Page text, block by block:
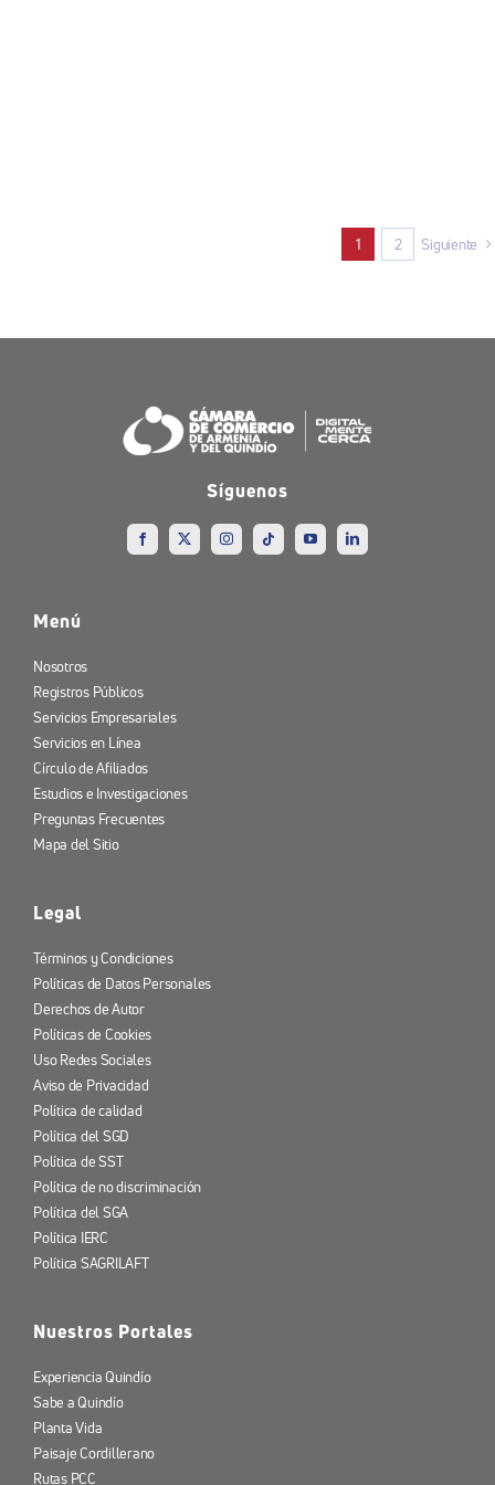
1 2 Siguiente
Síguenos
Menú
Nosotros
Registros Públicos
Servicios Empresariales
Servicios en Línea
Círculo de Afiliados
Estudios e Investigaciones
Preguntas Frecuentes
Mapa del Sitio
Legal
Términos y Condiciones
Políticas de Datos Personales
Derechos de Autor
Políticas de Cookies
Uso Redes Sociales
Aviso de Privacidad
Política de calidad
Política del SGD
Política de SST
Política de no discriminación
Política del SGA
Política IERC
Política SAGRILAFT
Nuestros Portales
Experiencia Quindío
Sabe a Quindío
Planta Vida
Paisaje Cordillerano
Rutas PCC